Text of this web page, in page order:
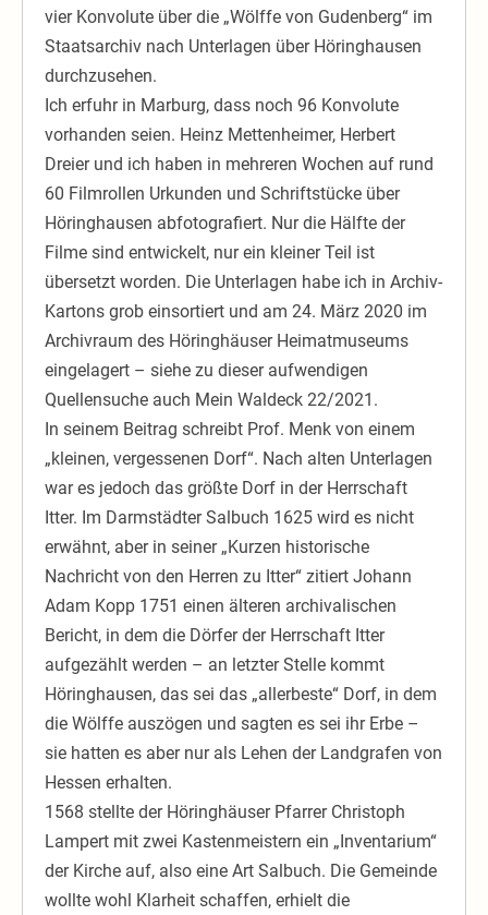
vier Konvolute über die „Wölffe von Gudenberg“ im
Staatsarchiv nach Unterlagen über Höringhausen
durchzusehen.
Ich erfuhr in Marburg, dass noch 96 Konvolute
vorhanden seien. Heinz Mettenheimer, Herbert
Dreier und ich haben in mehreren Wochen auf rund
60 Filmrollen Urkunden und Schriftstücke über
Höringhausen abfotografiert. Nur die Hälfte der
Filme sind entwickelt, nur ein kleiner Teil ist
übersetzt worden. Die Unterlagen habe ich in Archiv-
Kartons grob einsortiert und am 24. März 2020 im
Archivraum des Höringhäuser Heimatmuseums
eingelagert – siehe zu dieser aufwendigen
Quellensuche auch Mein Waldeck 22/2021.
In seinem Beitrag schreibt Prof. Menk von einem
„kleinen, vergessenen Dorf“. Nach alten Unterlagen
war es jedoch das größte Dorf in der Herrschaft
Itter. Im Darmstädter Salbuch 1625 wird es nicht
erwähnt, aber in seiner „Kurzen historische
Nachricht von den Herren zu Itter“ zitiert Johann
Adam Kopp 1751 einen älteren archivalischen
Bericht, in dem die Dörfer der Herrschaft Itter
aufgezählt werden – an letzter Stelle kommt
Höringhausen, das sei das „allerbeste“ Dorf, in dem
die Wölffe auszögen und sagten es sei ihr Erbe –
sie hatten es aber nur als Lehen der Landgrafen von
Hessen erhalten.
1568 stellte der Höringhäuser Pfarrer Christoph
Lampert mit zwei Kastenmeistern ein „Inventarium“
der Kirche auf, also eine Art Salbuch. Die Gemeinde
wollte wohl Klarheit schaffen, erhielt die